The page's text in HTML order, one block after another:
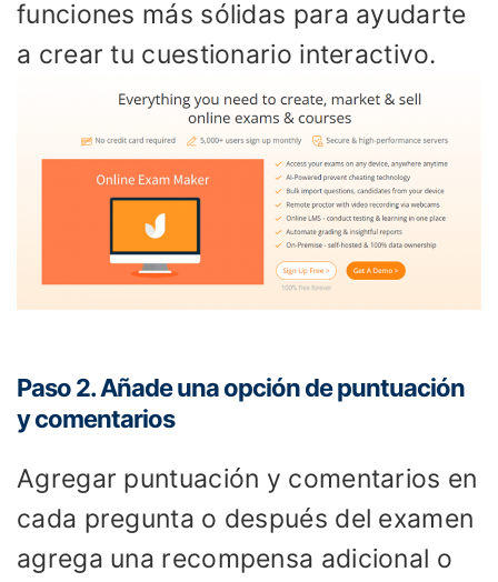
funciones más sólidas para ayudarte
a crear tu cuestionario interactivo.
Paso 2. Añade una opción de puntuación
y comentarios
Agregar puntuación y comentarios en
cada pregunta o después del examen
agrega una recompensa adicional o